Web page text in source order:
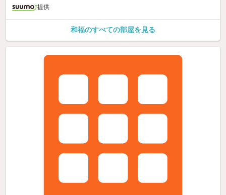
提供
和福のすべての部屋を見る